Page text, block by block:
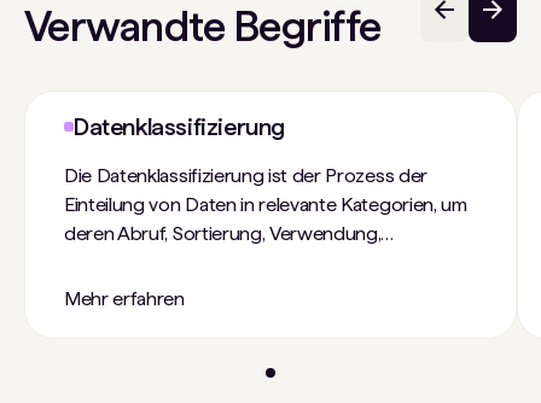
Verwandte Begriffe
Datenklassifizierung
Die Datenklassifizierung ist der Prozess der
Einteilung von Daten in relevante Kategorien, um
deren Abruf, Sortierung, Verwendung,
Mehr erfahren